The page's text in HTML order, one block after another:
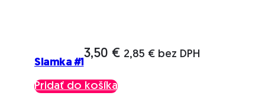
Slamka #1
3,50 € 2,85 €bez DPH
Pridať do košíka